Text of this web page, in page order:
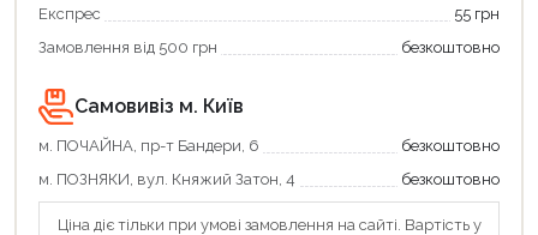
Експрес
55 грн
Замовлення від 500 грн
безкоштовно
Самовивіз м. Київ
м. ПОЧАЙНА, пр-т Бандери, 6
безкоштовно
м. ПОЗНЯКИ, вул. Княжий Затон, 4
безкоштовно
Ціна діє тільки при умові замовлення на сайті. Вартість у